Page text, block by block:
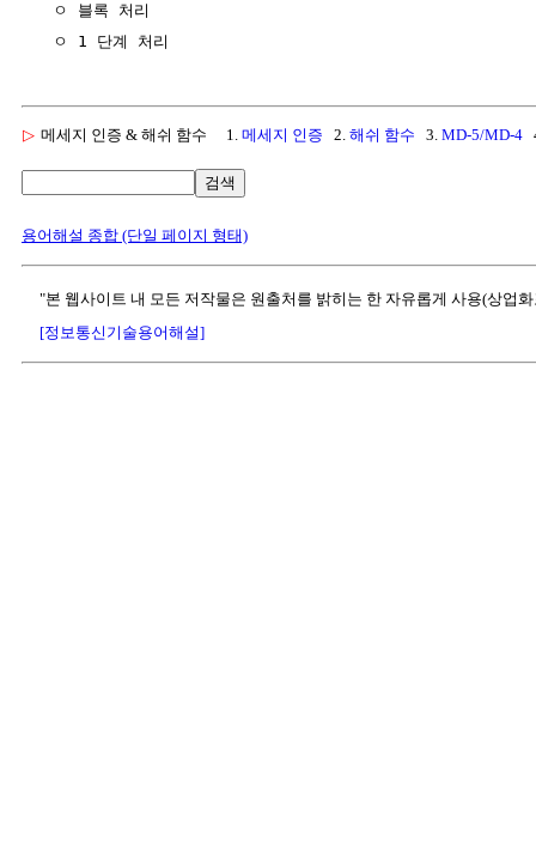
  ㅇ 블록 처리
▷ 메세지 인증 & 해쉬 함수 1. 메세지 인증 2. 해쉬 함수 3. MD-5/MD-4
검색
용어해설 종합 (단일 페이지 형태)
"본 웹사이트 내 모든 저작물은 원출처를 밝히는 한 자유롭게 사용(상업
[정보통신기술용어해설]